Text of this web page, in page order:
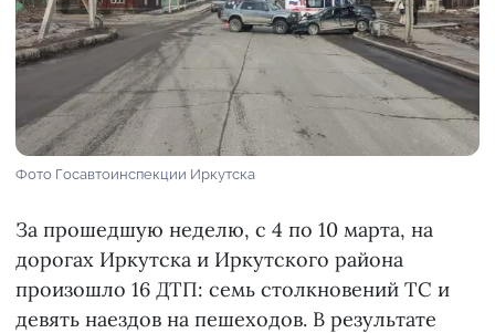
Фото Госавтоинспекции Иркутска
За прошедшую неделю, с 4 по 10 марта, на
дорогах Иркутска и Иркутского района
произошло 16 ДТП: семь столкновений ТС и
девять наездов на пешеходов. В результате